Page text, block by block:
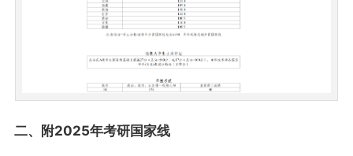
二、附2025年考研国家线